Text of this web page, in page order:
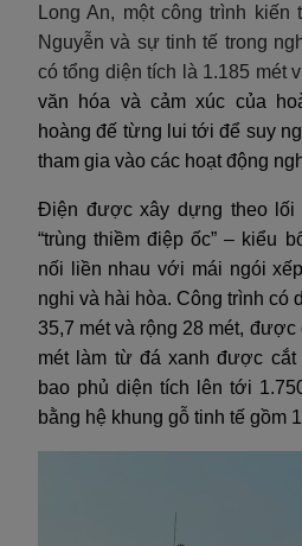
Long An, một công trình kiến
Nguyễn và sự tinh tế trong
có tổng diện tích là 1.185 mét
văn hóa và cảm xúc của
hoàng đế từng lui tới để suy
tham gia vào các hoạt động
Điện được xây dựng theo lối
“trùng thiềm điệp ốc” – kiểu
nối liền nhau với mái ngói
nghi và hài hòa. Công trình có
35,7 mét và rộng 28 mét, được
mét làm từ đá xanh được cắt
bao phủ diện tích lên tới
bằng hệ khung gỗ tinh tế gồm